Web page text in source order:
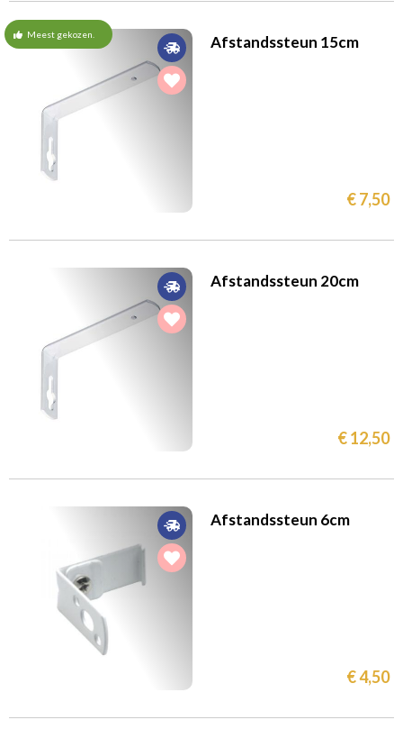
Meest gekozen. Afstandssteun 15cm
€ 7,50
Afstandssteun 20cm
€ 12,50
Afstandssteun 6cm
€ 4,50